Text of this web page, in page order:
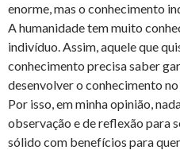
enorme, mas o conhecimento
A humanidade tem muito
indivíduo. Assim, aquele que
conhecimento precisa saber
desenvolver o conhecimento
Por isso, em minha opinião,
observação e de reflexão para
sólido com benefícios para